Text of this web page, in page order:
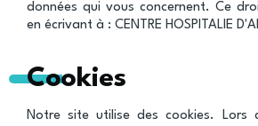
données qui vous concernent. Ce
en écrivant à : CENTRE HOSPITALIE
Cookies
Notre site utilise des cookies. Lors